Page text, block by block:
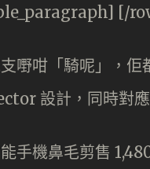
[/
嘢咁「騎呢」，
設計，同時對
手機鼻毛剪售